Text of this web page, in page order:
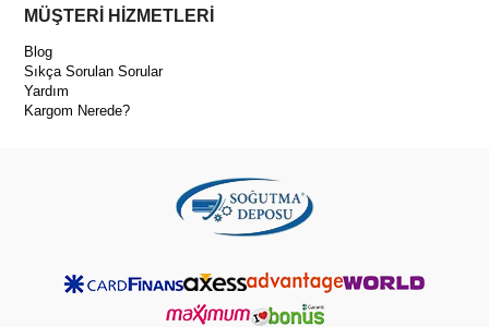
MÜŞTERİ HİZMETLERİ
Blog
Sıkça Sorulan Sorular
Yardım
Kargom Nerede?